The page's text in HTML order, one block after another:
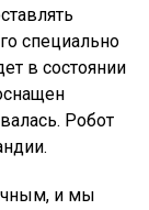
специально
в состоянии
Робот
и мы